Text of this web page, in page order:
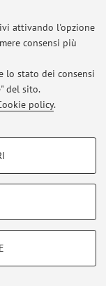
attivando l'opzione
consensi più
lo stato dei consensi
del sito.
policy.
per il corretto
di Bologna - Via
01131710376
Cookie